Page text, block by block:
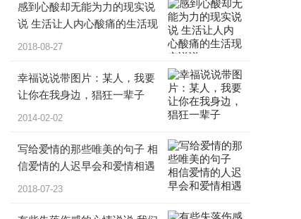
感到心酸却无能为力的现实说
说 生活让人内心酸痛的生活现
实说说
2018-08-27
幸福说说带图片：某人，我要
让你在我身边，猖狂一辈子
2014-02-02
写给爱情的那些唯美的句子 相
信爱情的人迟早会和爱情相遇
2018-07-23